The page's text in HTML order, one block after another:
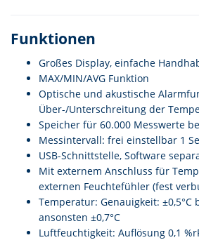
Funktionen
Großes Display, einfache
MAX/MIN/AVG Funktion
Optische und akustische
Über-/Unterschreitung der
Speicher für 60.000 Messwerte
Messintervall: frei einstellbar 1
USB-Schnittstelle, Software
Mit externem Anschluss für
externen Feuchtefühler (fest
Temperatur: Genauigkeit: ±0,5°C
ansonsten ±0,7°C
Luftfeuchtigkeit: Auflösung 0,1